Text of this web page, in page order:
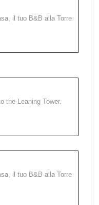
il tuo B&B alla Torre
the Leaning Tower.
il tuo B&B alla Torre